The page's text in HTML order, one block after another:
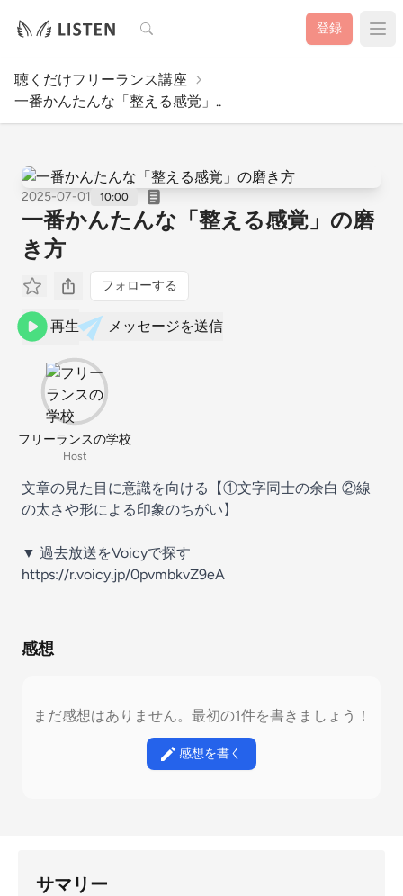
検索 登録
聴くだけフリーランス講座
一番かんたんな「整える感覚」..
2025-07-01 10:00
一番かんたんな「整える感覚」の磨
き方
フォローする
再生 メッセージを送信
フリーランスの学校
Host
文章の見た目に意識を向ける【①文字同士の余白 ②線
の太さや形による印象のちがい】
▼ 過去放送をVoicyで探す
⁠https://r.voicy.jp/0pvmbkvZ9eA
感想
まだ感想はありません。最初の1件を書きましょう！
感想を書く
サマリー